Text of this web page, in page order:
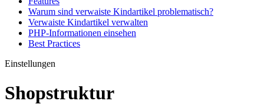
Warum sind verwaiste Kindartikel problematisch?
Verwaiste Kindartikel verwalten
PHP-Informationen einsehen
Best Practices
Einstellungen
Shopstruktur